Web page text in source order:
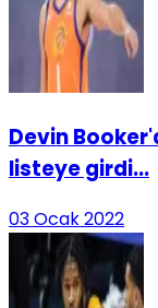
Devin
listeye girdi...
03 Ocak 2022